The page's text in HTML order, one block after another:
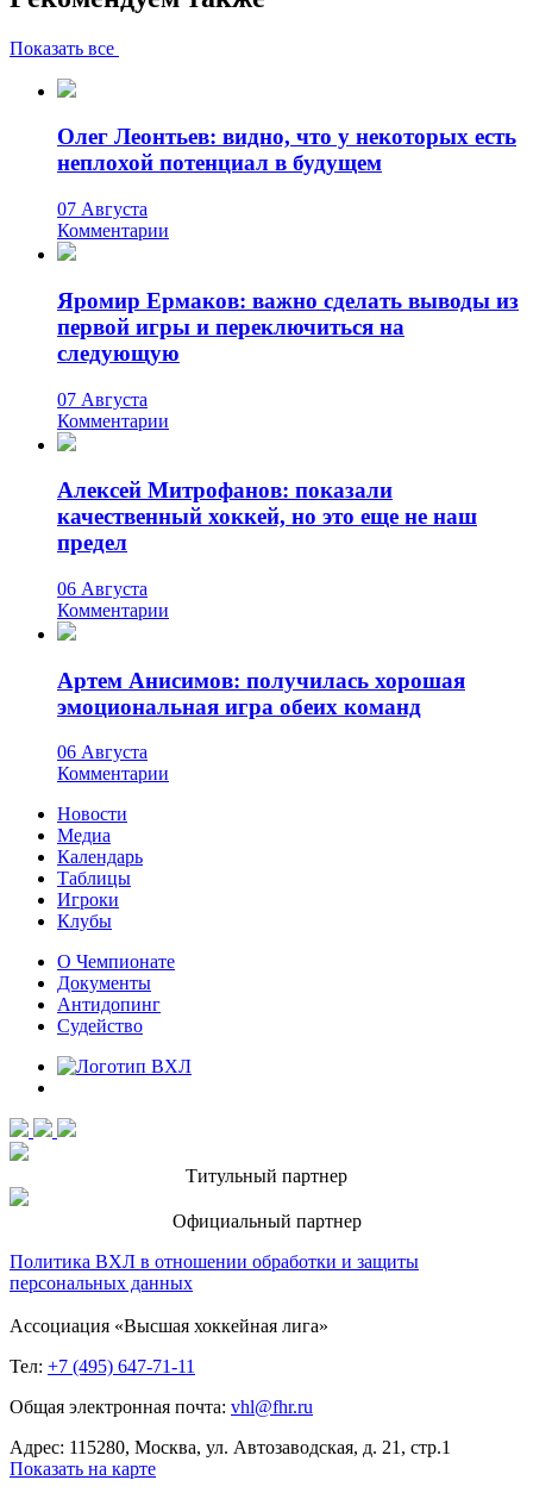
Показать все
Олег Леонтьев: видно, что у некоторых есть
неплохой потенциал в будущем
07 Августа
Комментарии
Яромир Ермаков: важно сделать выводы из
первой игры и переключиться на
следующую
07 Августа
Комментарии
Алексей Митрофанов: показали
качественный хоккей, но это еще не наш
предел
06 Августа
Комментарии
Артем Анисимов: получилась хорошая
эмоциональная игра обеих команд
06 Августа
Комментарии
Новости
Медиа
Календарь
Таблицы
Игроки
Клубы
О Чемпионате
Документы
Антидопинг
Судейство
Титульный партнер
Официальный партнер
Политика ВХЛ в отношении обработки и защиты
персональных данных
Ассоциация «Высшая хоккейная лига»
Тел: +7 (495) 647-71-11
Общая электронная почта: vhl@fhr.ru
Адрес: 115280, Москва, ул. Автозаводская, д. 21, стр.1
Показать на карте